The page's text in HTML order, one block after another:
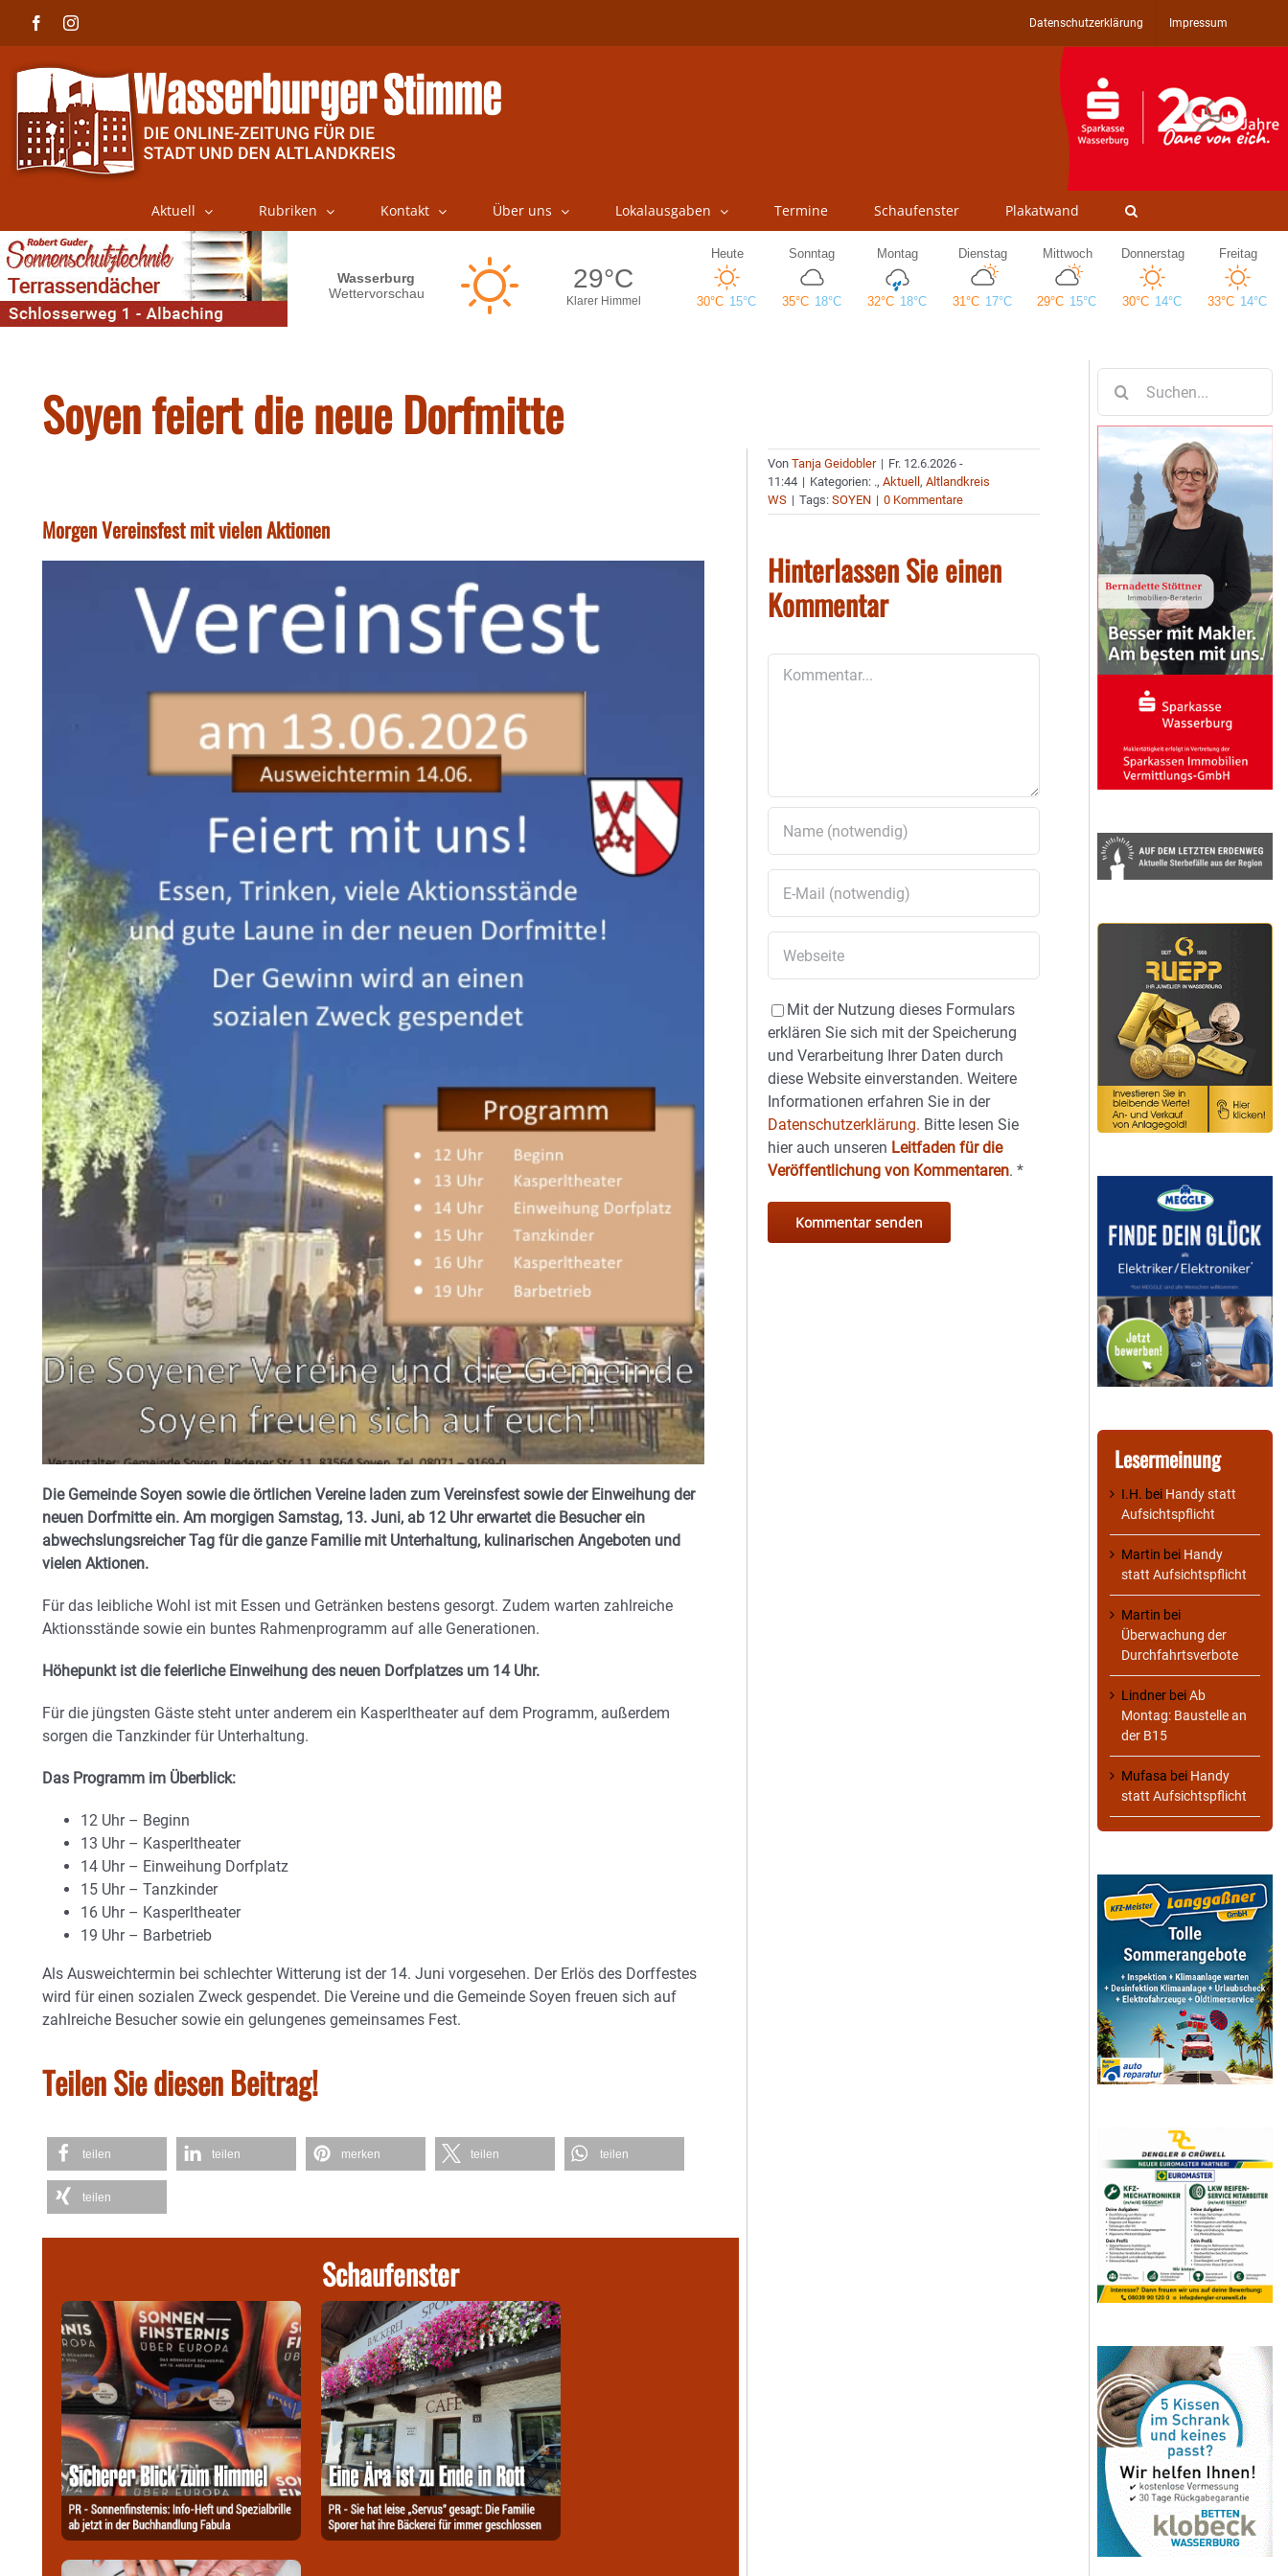
FacebookInstagram Datenschutzerklärung Impressum
Aktuell Rubriken Kontakt Über uns Lokalausgaben Termine Schaufenster Plakatwand
Soyen feiert die neue Dorfmitte
Morgen Vereinsfest mit vielen Aktionen
Die Gemeinde Soyen sowie die örtlichen Vereine laden zum Vereinsfest sowie der Einweihung der
neuen Dorfmitte ein. Am morgigen Samstag, 13. Juni, ab 12 Uhr erwartet die Besucher ein
abwechslungsreicher Tag für die ganze Familie mit Unterhaltung, kulinarischen Angeboten und
vielen Aktionen.
Für das leibliche Wohl ist mit Essen und Getränken bestens gesorgt. Zudem warten zahlreiche
Aktionsstände sowie ein buntes Rahmenprogramm auf alle Generationen.
Höhepunkt ist die feierliche Einweihung des neuen Dorfplatzes um 14 Uhr.
Für die jüngsten Gäste steht unter anderem ein Kasperltheater auf dem Programm, außerdem
sorgen die Tanzkinder für Unterhaltung.
Das Programm im Überblick:
12 Uhr – Beginn
13 Uhr – Kasperltheater
14 Uhr – Einweihung Dorfplatz
15 Uhr – Tanzkinder
16 Uhr – Kasperltheater
19 Uhr – Barbetrieb
Als Ausweichtermin bei schlechter Witterung ist der 14. Juni vorgesehen. Der Erlös des Dorffestes
wird für einen sozialen Zweck gespendet. Die Vereine und die Gemeinde Soyen freuen sich auf
zahlreiche Besucher sowie ein gelungenes gemeinsames Fest.
Teilen Sie diesen Beitrag!
teilen teilen merken teilen teilen
teilen
Schaufenster
VonTanja Geidobler | Fr. 12.6.2026 -
11:44 | Kategorien: .,Aktuell,Altlandkreis
WS | Tags:SOYEN | 0 Kommentare
Hinterlassen Sie einen
Kommentar
Mit der Nutzung dieses Formulars
erklären Sie sich mit der Speicherung
und Verarbeitung Ihrer Daten durch
diese Website einverstanden. Weitere
Informationen erfahren Sie in der
Datenschutzerklärung. Bitte lesen Sie
hier auch unseren Leitfaden für die
Veröffentlichung von Kommentaren.*
nach:
Lesermeinung
I.H. bei Handy statt
Aufsichtspflicht
Martin bei Handy
statt Aufsichtspflicht
Martin bei
Überwachung der
Durchfahrtsverbote
Lindner beiAb
Montag: Baustelle an
der B15
Mufasa bei Handy
statt Aufsichtspflicht